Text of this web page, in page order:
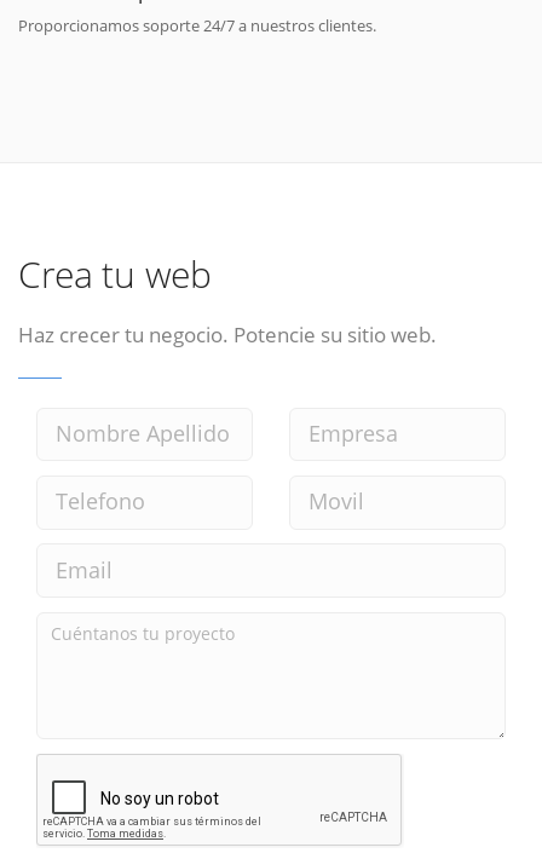
Proporcionamos soporte 24/7 a nuestros clientes.
Crea tu web
Haz crecer tu negocio. Potencie su sitio web.